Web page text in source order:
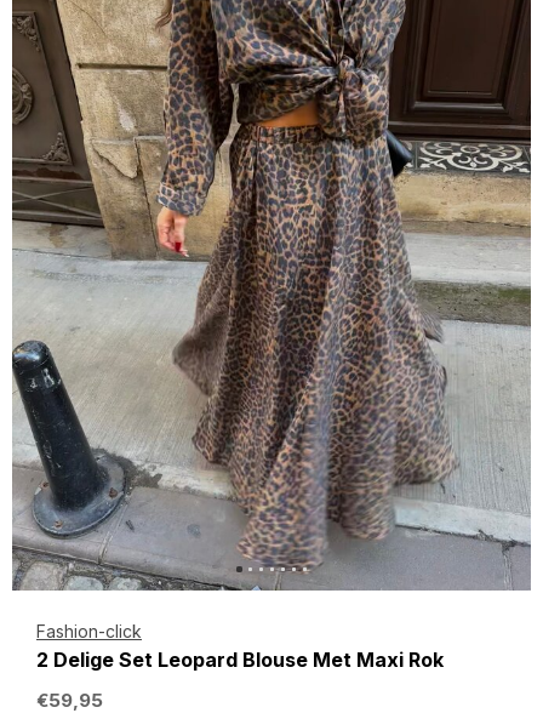
Fashion-click
2 Delige Set Leopard Blouse Met Maxi Rok
€59,95